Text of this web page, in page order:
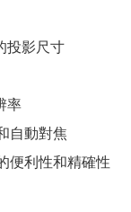
投影尺寸
率
自動對焦
便利性和精確性